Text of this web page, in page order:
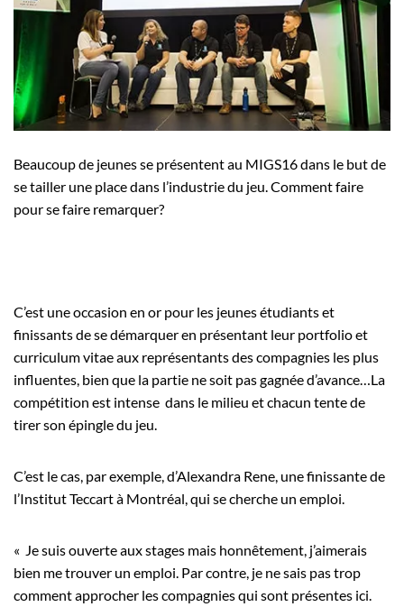
Employeurs
Publiez une offre d'emploi
Beaucoup de jeunes se présentent au MIGS16 dans le but de
se tailler une place dans l’industrie du jeu. Comment faire
pour se faire remarquer?
C’est une occasion en or pour les jeunes étudiants et
finissants de se démarquer en présentant leur portfolio et
curriculum vitae aux représentants des compagnies les plus
influentes, bien que la partie ne soit pas gagnée d’avance…La
compétition est intense dans le milieu et chacun tente de
tirer son épingle du jeu.
C’est le cas, par exemple, d’Alexandra Rene, une finissante de
l’Institut Teccart à Montréal, qui se cherche un emploi.
« Je suis ouverte aux stages mais honnêtement, j’aimerais
bien me trouver un emploi. Par contre, je ne sais pas trop
comment approcher les compagnies qui sont présentes ici.